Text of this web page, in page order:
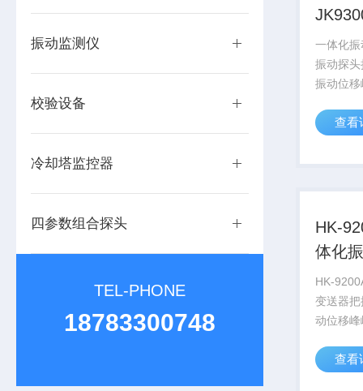
振动监测仪
校验设备
冷却塔监控器
四参数组合探头
TEL-PHONE
18783300748
一体化
振动探
振动位
毫安电
实现电机
查看
HK-
体化
HK-
变送器
动位移
安电流
查看